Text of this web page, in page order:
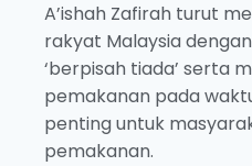
A’ishah Zafirah turut
rakyat Malaysia
‘berpisah tiada’ serta
pemakanan pada
penting untuk
pemakanan.